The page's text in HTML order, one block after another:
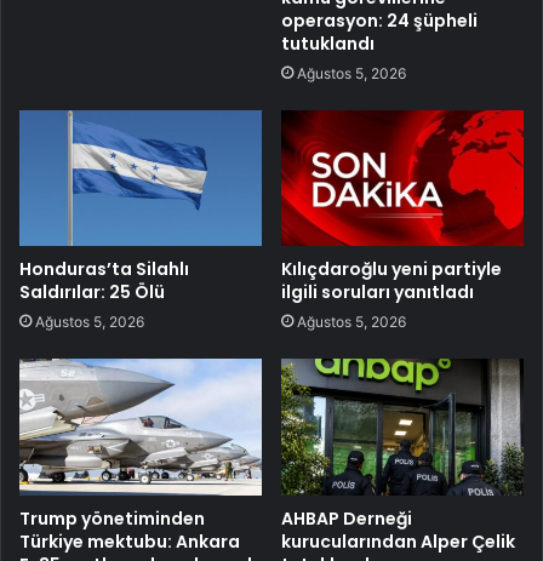
operasyon: 24 şüpheli
tutuklandı
Ağustos 5, 2026
Honduras’ta Silahlı
Saldırılar: 25 Ölü
Ağustos 5, 2026
Kılıçdaroğlu yeni partiyle
ilgili soruları yanıtladı
Ağustos 5, 2026
Trump yönetiminden
Türkiye mektubu: Ankara
AHBAP Derneği
kurucularından Alper Çelik